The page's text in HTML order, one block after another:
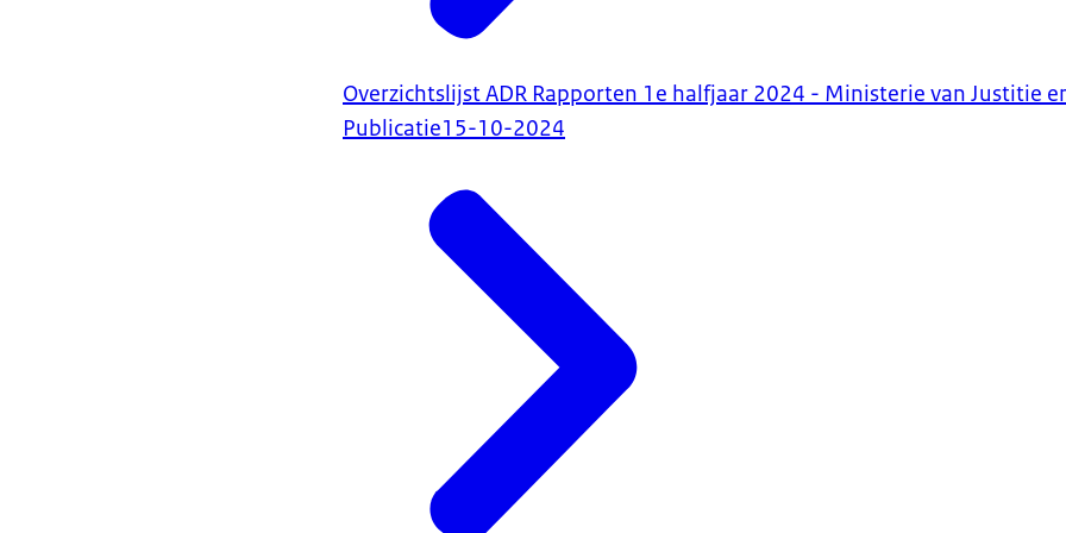
Overzichtslijst ADR Rapporten 1e halfjaar 2024 - Ministerie van Justitie
Publicatie15-10-2024